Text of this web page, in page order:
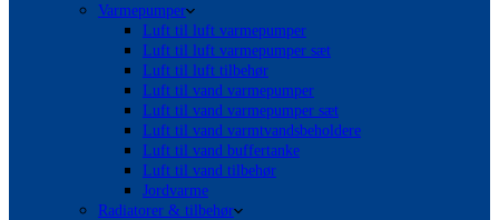
Varmepumper
Luft til luft varmepumper
Luft til luft varmepumper sæt
Luft til luft tilbehør
Luft til vand varmepumper
Luft til vand varmepumper sæt
Luft til vand varmtvandsbeholdere
Luft til vand buffertanke
Luft til vand tilbehør
Jordvarme
Radiatorer & tilbehør